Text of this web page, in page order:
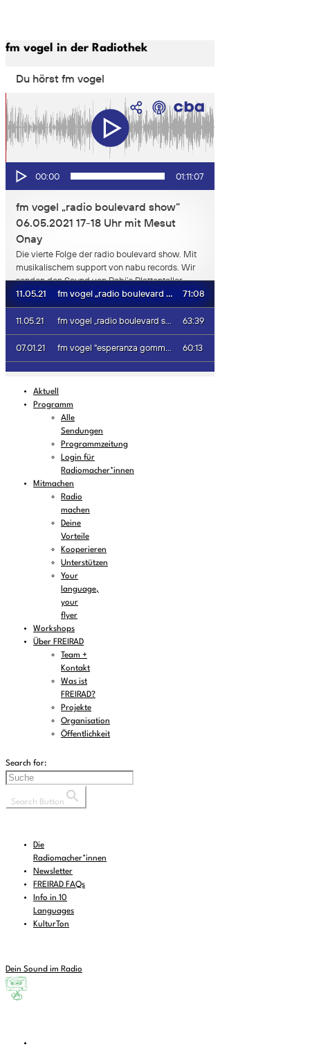
fm vogel in der Radiothek
Aktuell
Programm
Alle
Sendungen
Programmzeitung
Login für
Radiomacher*innen
Mitmachen
Radio
machen
Deine
Vorteile
Kooperieren
Unterstützen
Your
language,
your
flyer
Workshops
Über FREIRAD
Team +
Kontakt
Was ist
FREIRAD?
Projekte
Organisation
Öffentlichkeit
Search for:
Search Button
Die
Radiomacher*innen
Newsletter
FREIRAD FAQs
Info in 10
Languages
KulturTon
Dein Sound im Radio